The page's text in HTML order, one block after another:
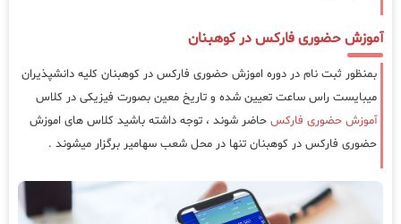
آموزش حضوری فارکس در کوهبنان
بمنظور ثبت نام در دوره اموزش حضوری فارکس در کوهبنان کلیه دانشپذیران
میبایست راس ساعت تعیین شده و تاریخ معین بصورت فیزیکی در کلاس
آموزش حضوری فارکس حاضر شوند ، توجه داشته باشید کلاس های اموزش
حضوری فارکس در کوهبنان تنها در محل شعب سهامیر برگزار میشوند .